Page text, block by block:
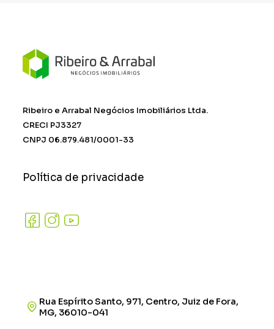
Ribeiro e Arrabal Negócios Imobiliários Ltda.
CRECI PJ3327
CNPJ 06.879.481/0001-33
Política de privacidade
Rua Espírito Santo, 971, Centro, Juiz de Fora,
MG, 36010-041